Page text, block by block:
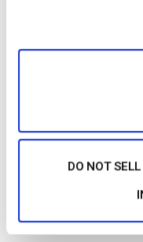
DO NOT
Le paywall de
Plans à
Plans de
Plans